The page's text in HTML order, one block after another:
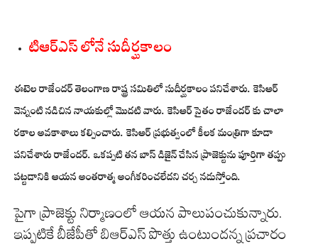
టిఆర్ఎస్ లోనే సుదీర్ఘకాలం
ఈటెల రాజేందర్ తెలంగాణ రాష్ట్ర సమితిలో సుదీర్ఘకాలం పనిచేశారు. కెసిఆర్
వెన్నంటి నడిచిన నాయకుల్లో మొదటి వారు. కెసిఆర్ సైతం రాజేందర్ కు చాలా
రకాల అవకాశాలు కల్పించారు. కెసిఆర్ ప్రభుత్వంలో కీలక మంత్రిగా కూడా
పనిచేశారు రాజేందర్. ఒకప్పటి తన బాస్ డిజైన్ చేసిన ప్రాజెక్టును పూర్తిగా తప్పు
పట్టడానికి ఆయన అంతరాత్మ అంగీకరించలేదని చర్చ నడుస్తోంది.
పైగా ప్రాజెక్టు నిర్మాణంలో ఆయన పాలుపంచుకున్నారు.
ఇప్పటికే బీజేపీతో బిఆర్ఎస్ పొత్తు ఉంటుందన్న ప్రచారం